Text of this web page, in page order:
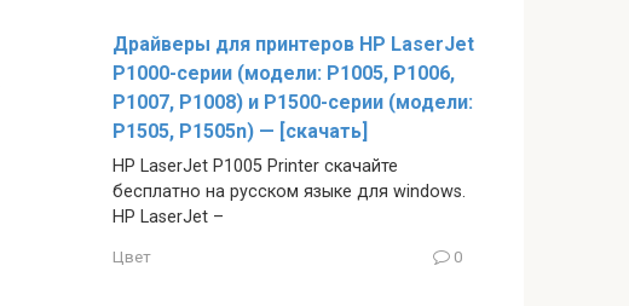
Драйверы для принтеров HP LaserJet
P1000-серии (модели: P1005, P1006,
P1007, P1008) и P1500-серии (модели:
P1505, P1505n) — [скачать]
HP LaserJet P1005 Printer скачайте
бесплатно на русском языке для windows.
HP LaserJet –
Цвет 0